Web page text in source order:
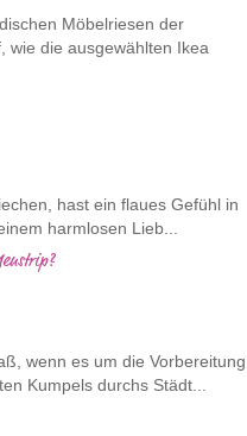
Möbelriesen der
wie die ausgewählten Ikea
hast ein flaues Gefühl in
harmlosen Lieb...
wenn es um die Vorbereitung
Kumpels durchs Städt...